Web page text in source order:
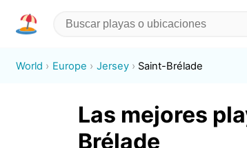
World Europe Jersey Saint-Brélade
Las mejores
Brélade